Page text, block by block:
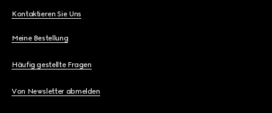
Kontaktieren Sie Uns
Meine Bestellung
Häufig gestellte Fragen
Von Newsletter abmelden